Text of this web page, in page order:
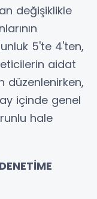
değişiklikle
5'te 4'ten,
aidat
düzenlenirken,
içinde genel
hale